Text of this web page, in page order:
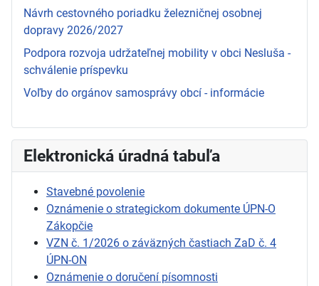
Návrh cestovného poriadku železničnej osobnej
dopravy 2026/2027
Podpora rozvoja udržateľnej mobility v obci Nesluša -
schválenie príspevku
Voľby do orgánov samosprávy obcí - informácie
Elektronická úradná tabuľa
Stavebné povolenie
Oznámenie o strategickom dokumente ÚPN-O
Zákopčie
VZN č. 1/2026 o záväzných častiach ZaD č. 4
ÚPN-ON
Oznámenie o doručení písomnosti